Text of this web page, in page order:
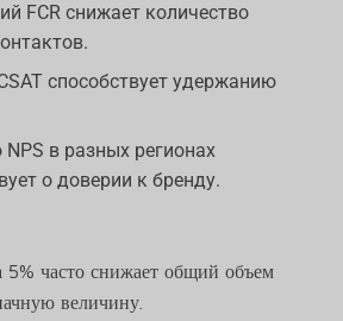
FCR снижает количество
способствует удержанию
NPS в разных регионах
о доверии к бренду.
5% часто снижает общий объем
величину.